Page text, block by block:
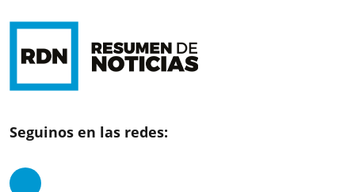
Seguinos en las redes: